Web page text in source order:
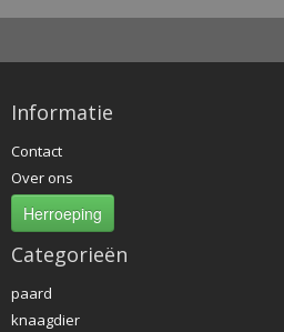
Informatie
Contact
Over ons
Herroeping
Categorieën
paard
knaagdier